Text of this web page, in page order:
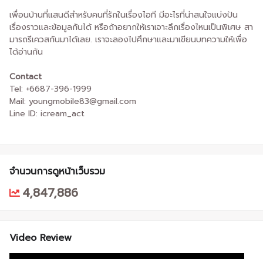
เพื่อนบ้านที่แสนดีสำหรับคนที่รักในเรื่องไอที มีอะไรที่น่าสนใจแบ่งปัน
เรื่องราวและข้อมูลกันได้ หรือถ้าอยากให้เราเจาะลึกเรื่องไหนเป็นพิเศษ สา
มารถรีเควสกันมาได้เลย. เราจะลองไปศึกษาและมาเขียนบทความให้เพื่อ
ได้อ่านกัน
Contact
Tel: +6687-396-1999
Mail: youngmobile83@gmail.com
Line ID: icream_act
จำนวนการดูหน้าเว็บรวม
4,847,886
Video Review